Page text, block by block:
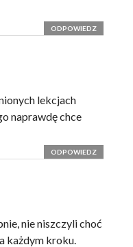
ODPOWIEDZ
lekcjach
naprawdę chce
ODPOWIEDZ
nie niszczyli choć
każdym kroku.